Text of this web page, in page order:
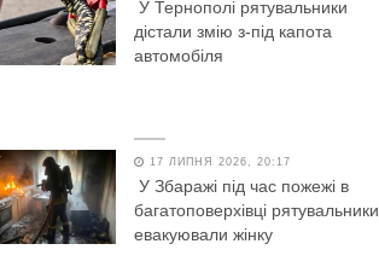
У Тернополі рятувальники
дістали змію з-під капота
автомобіля
17 ЛИПНЯ 2026, 20:17
У Збаражі під час пожежі в
багатоповерхівці рятувальники
евакуювали жінку